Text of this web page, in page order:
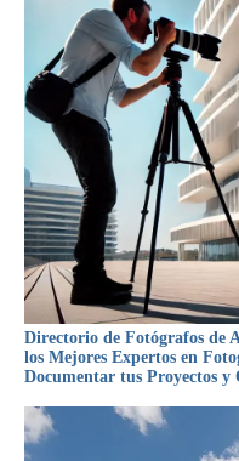
Directorio de Fotógrafos de
los Mejores Expertos en
Documentar tus Proyectos y